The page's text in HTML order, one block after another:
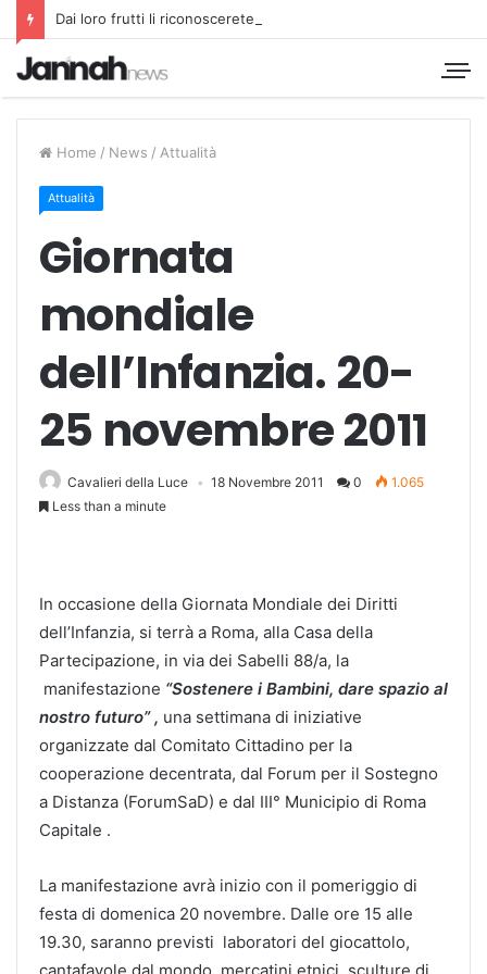
Dai loro frutti li riconoscerete
Home / News / Attualità
Attualità
Giornata
mondiale
dell’Infanzia. 20-
25 novembre 2011
Cavalieri della Luce 18 Novembre 2011 0
1.065
Less than a minute
In occasione della Giornata Mondiale dei Diritti
dell’Infanzia, si terrà a Roma, alla Casa della
Partecipazione, in via dei Sabelli 88/a, la
manifestazione “Sostenere i Bambini, dare spazio al
nostro futuro” , una settimana di iniziative
organizzate dal Comitato Cittadino per la
cooperazione decentrata, dal Forum per il Sostegno
a Distanza (ForumSaD) e dal III° Municipio di Roma
Capitale .
La manifestazione avrà inizio con il pomeriggio di
festa di domenica 20 novembre. Dalle ore 15 alle
19.30, saranno previsti laboratori del giocattolo,